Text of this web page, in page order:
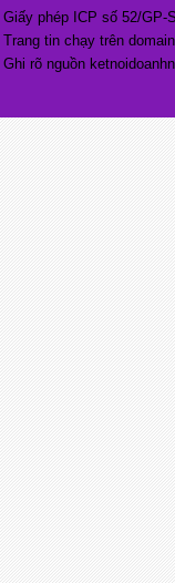
Giấy phép ICP số 52/GP-
Trang tin chạy trên domain
Ghi rõ nguồn